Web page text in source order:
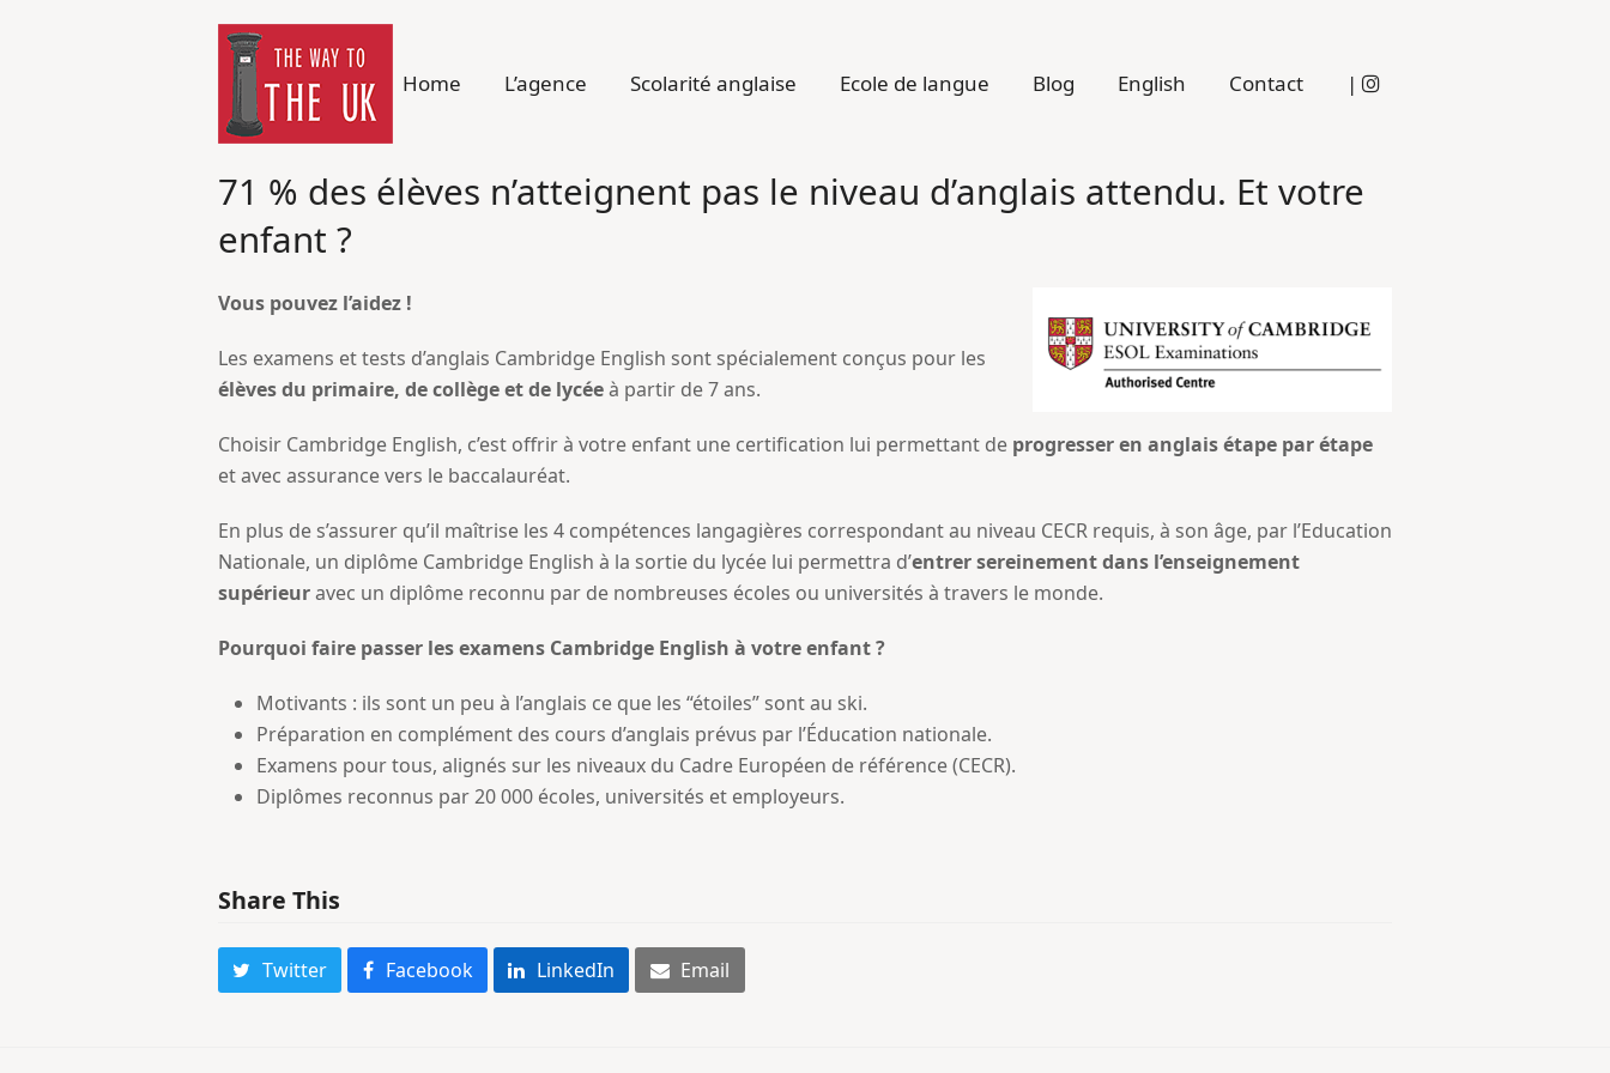
Home L’agence Scolarité anglaise Ecole de langue Blog English Contact |
71 % des élèves n’atteignent pas le niveau d’anglais attendu. Et votre
enfant ?
Vous pouvez l’aidez !
Les examens et tests d’anglais Cambridge English sont spécialement conçus pour les
élèves du primaire, de collège et de lycéeà partir de 7 ans.
Choisir Cambridge English, c’est offrir à votre enfant une certification lui permettant de progresser en anglais étape par étape
et avec assurance vers le baccalauréat.
En plus de s’assurer qu’il maîtrise les 4 compétences langagières correspondant au niveau CECR requis, à son âge, par l’Education
Nationale, un diplôme Cambridge English à la sortie du lycée lui permettra d’entrer sereinement dans l’enseignement
supérieuravec un diplôme reconnu par de nombreuses écoles ou universités à travers le monde.
Pourquoi faire passer les examens Cambridge English à votre enfant ?
Motivants : ils sont un peu à l’anglais ce que les “étoiles” sont au ski.
Préparation en complément des cours d’anglais prévus par l’Éducation nationale.
Examens pour tous, alignés sur les niveaux du Cadre Européen de référence (CECR).
Diplômes reconnus par 20 000 écoles, universités et employeurs.
Share This
Twitter Facebook LinkedIn Email